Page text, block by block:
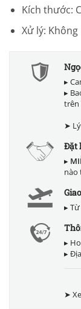
Kích thước:
Xử lý: Không
▸
▸
trên
➤
Đặt
▸
nào
▸
▸
▸
➤